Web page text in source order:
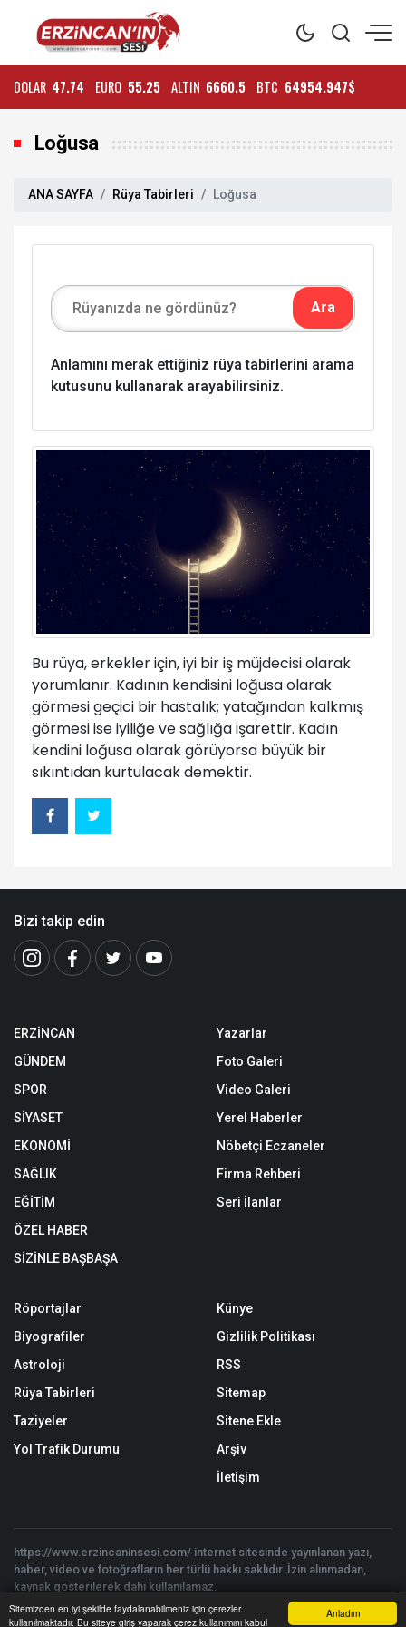
Anladım
Sitemizden en iyi şekilde faydalanabilmeniz için çerezler
kullanılmaktadır. Bu siteye giriş yaparak çerez kullanımını kabul
DOLAR 47.74 EURO 55.25 ALTIN 6660.5 BTC 64954.947$
Loğusa
ANA SAYFA Rüya Tabirleri Loğusa
Anlamını merak ettiğiniz rüya tabirlerini arama
kutusunu kullanarak arayabilirsiniz.
Bu rüya, erkekler için, iyi bir iş müjdecisi olarak
yorumlanır. Kadının kendisini loğusa olarak
görmesi geçici bir hastalık; yatağından kalkmış
görmesi ise iyiliğe ve sağlığa işarettir. Kadın
kendini loğusa olarak görüyorsa büyük bir
sıkıntıdan kurtulacak demektir.
Bizi takip edin
ERZİNCAN
GÜNDEM
SPOR
SİYASET
EKONOMİ
SAĞLIK
EĞİTİM
ÖZEL HABER
SİZİNLE BAŞBAŞA
Yazarlar
Foto Galeri
Video Galeri
Yerel Haberler
Nöbetçi Eczaneler
Firma Rehberi
Seri İlanlar
Röportajlar
Biyografiler
Astroloji
Rüya Tabirleri
Taziyeler
Yol Trafik Durumu
Künye
Gizlilik Politikası
RSS
Sitemap
Sitene Ekle
Arşiv
İletişim
https://www.erzincaninsesi.com/ internet sitesinde yayınlanan yazı,
haber, video ve fotoğrafların her türlü hakkı saklıdır. İzin alınmadan,
kaynak gösterilerek dahi kullanılamaz.
Copyright © 2026 Erzincan'ın Sesi | Erzincan'ın ve Bölgenin Haber
Sitesi - Tüm hakları saklıdır. | Yazılım:Onemsoft